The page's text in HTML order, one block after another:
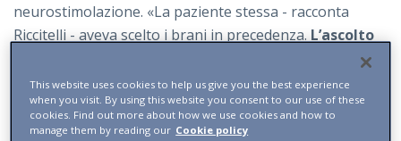
neurostimolazione. «La paziente stessa - racconta
Riccitelli - aveva scelto i brani in precedenza. L’ascolto
ferma,e io nel frattempo ho potuto eseguire la
stimolazione magnetica transcranica in una specifica
parte del cervello».
This website uses cookies to help us give you the best experience
when you visit. By using this website you consent to our use of these
cookies. Find out more about how we use cookies and how to
manage them by reading our Cookie policy